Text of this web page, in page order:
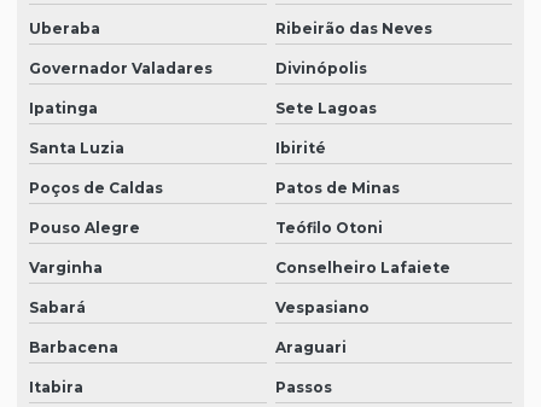
Uberaba Ribeirão das Neves
Governador Valadares Divinópolis
Ipatinga Sete Lagoas
Santa Luzia Ibirité
Poços de Caldas Patos de Minas
Pouso Alegre Teófilo Otoni
Varginha Conselheiro Lafaiete
Sabará Vespasiano
Barbacena Araguari
Itabira Passos